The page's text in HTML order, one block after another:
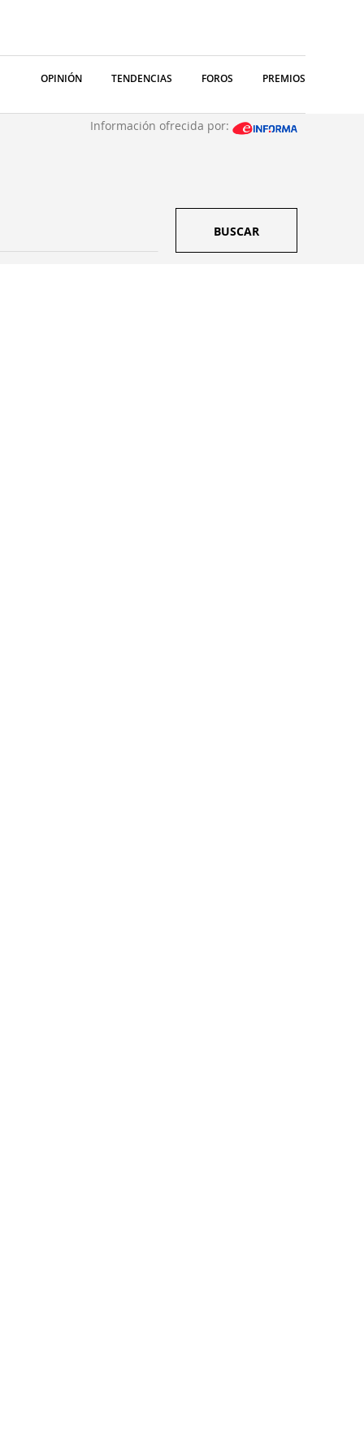
OPINIÓN TENDENCIAS FOROS PREMIOS
Información ofrecida por:
BUSCAR